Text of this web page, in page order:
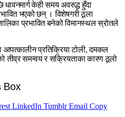
केही समय अवरुद्ध हुँदा
भएको छन् । विशेषगरी ठूला
प्रभावित बनेको विमानस्थल स्रोतले
आपत्कालीन प्रतिक्रिया टोली, दमकल
तीव्र समन्वय र सक्रियताका कारण ठूलो
Box
LinkedIn Tumblr Email Copy